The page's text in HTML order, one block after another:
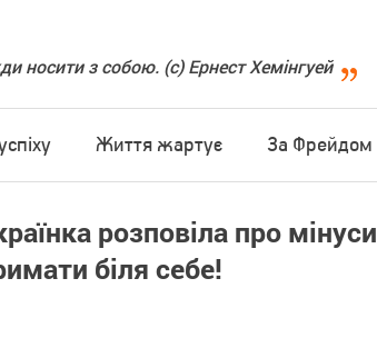
носити з собою. (с) Ернест Хемінгуей
Життя жартує За Фрейдом
розповіла про мінуси
біля себе!